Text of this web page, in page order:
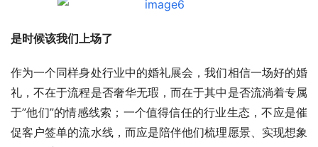
是时候该我们上场了
作为一个同样身处行业中的婚礼展会，我们相信一场好的婚
礼，不在于流程是否奢华无瑕，而在于其中是否流淌着专属
于”他们”的情感线索；一个值得信任的行业生态，不应是催
促客户签单的流水线，而应是陪伴他们梳理愿景、实现想象